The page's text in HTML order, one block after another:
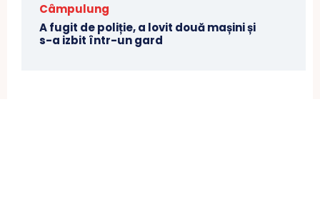
Câmpulung
A fugit de poliție, a lovit două mașini și
s-a izbit într-un gard